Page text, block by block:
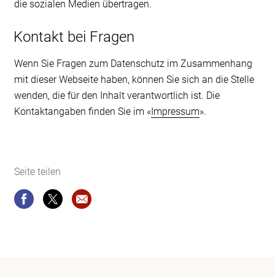
die sozialen Medien übertragen.
Kontakt bei Fragen
Wenn Sie Fragen zum Datenschutz im Zusammenhang
mit dieser Webseite haben, können Sie sich an die Stelle
wenden, die für den Inhalt verantwortlich ist. Die
Kontaktangaben finden Sie im «Impressum».
Seite teilen
Seite teilenSeite teilenWebsite-Empfehlung: Rechtliches